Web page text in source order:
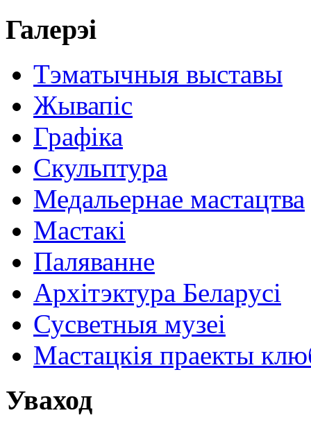
Галерэі
Тэматычныя выставы
Жывапіс
Графіка
Скульптура
Медальернае мастацтва
Мастакі
Паляванне
Архітэктура Беларусі
Сусветныя музеі
Мастацкія праекты
Уваход